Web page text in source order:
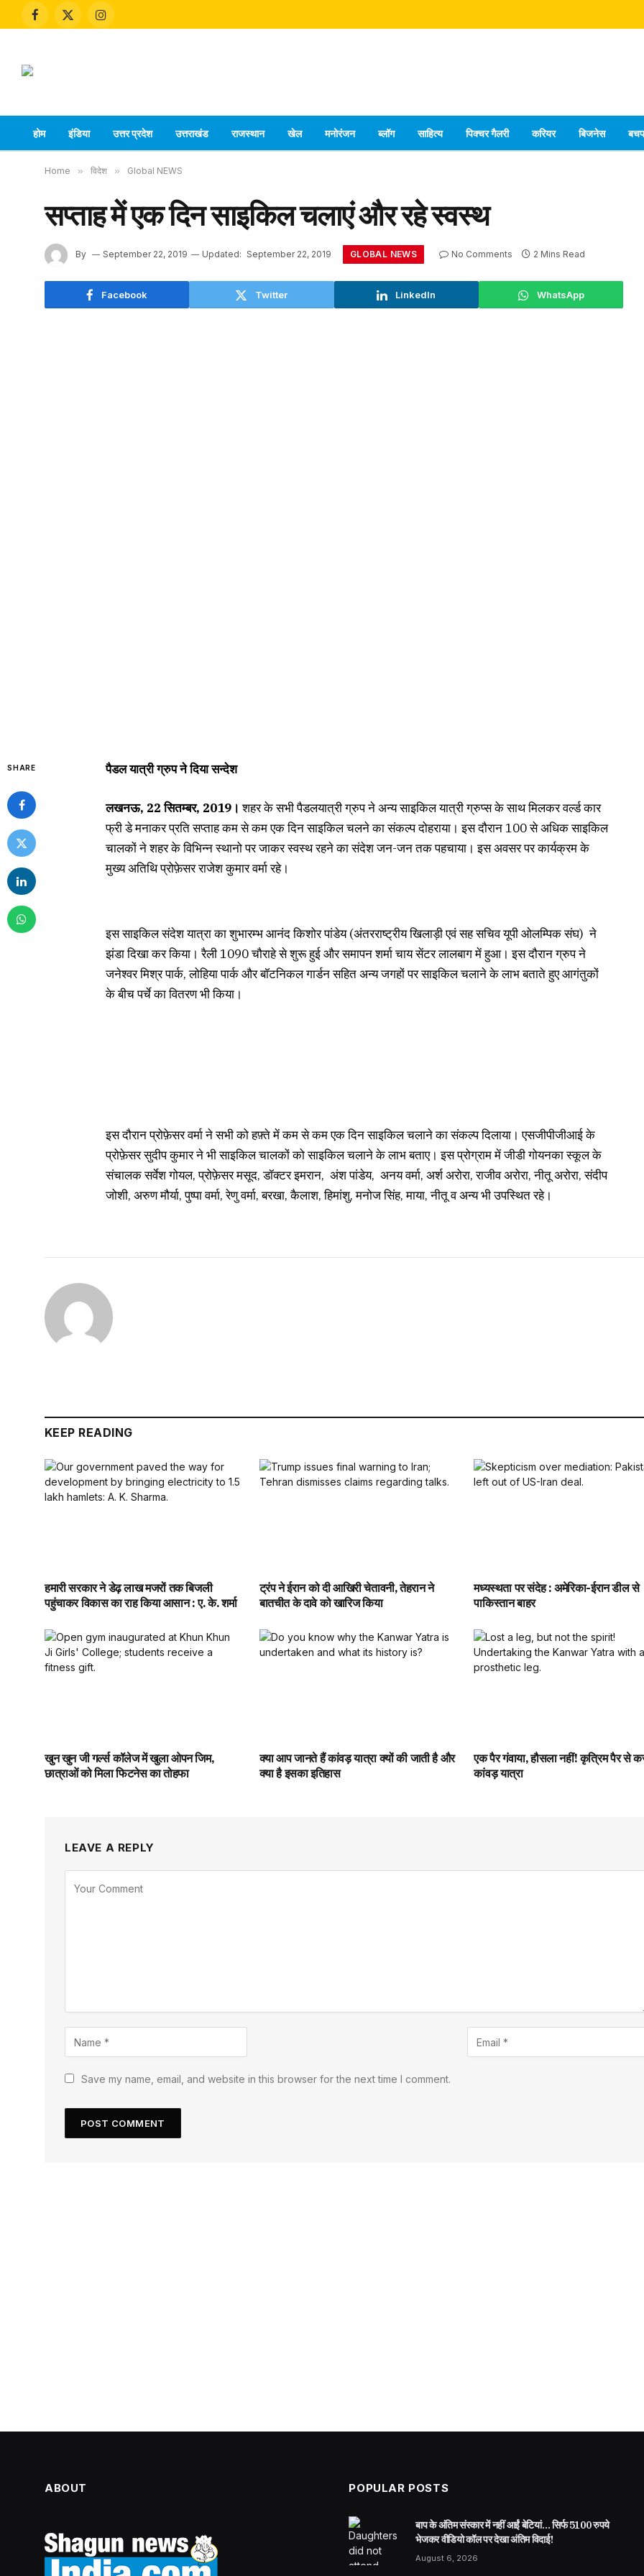
Facebook
X
Instagram
होम इंडिया उत्तर प्रदेश उत्तराखंड राजस्थान खेल मनोरंजन ब्लॉग साहित्य पिक्चर गैलरी करियर बिजनेस
Home » विदेश » Global NEWS
सप्ताह में एक दिन साइकिल चलाएं और रहे स्वस्थ
By September 22, 2019 Updated: September 22, 2019 GLOBAL NEWS No Comments 2 Mins Read
Facebook Twitter LinkedIn WhatsApp
SHARE पैडल यात्री ग्रुप ने दिया सन्देश
लखनऊ, 22 सितम्बर, 2019।शहर के सभी पैडलयात्री ग्रुप ने अन्य साइकिल यात्री ग्रुप्स के साथ मिलकर वर्ल्ड कार
फ्री डे मनाकर प्रति सप्ताह कम से कम एक दिन साइकिल चलने का संकल्प दोहराया। इस दौरान 100 से अधिक साइकिल
चालकों ने शहर के विभिन्न स्थानो पर जाकर स्वस्थ रहने का संदेश जन-जन तक पहचाया। इस अवसर पर कार्यक्रम के
मुख्य अतिथि प्रोफ़ेसर राजेश कुमार वर्मा रहे।
इस साइकिल संदेश यात्रा का शुभारम्भ आनंद किशोर पांडेय (अंतरराष्ट्रीय खिलाड़ी एवं सह सचिव यूपी ओलम्पिक संघ) ने
झंडा दिखा कर किया। रैली 1090 चौराहे से शुरू हुई और समापन शर्मा चाय सेंटर लालबाग में हुआ। इस दौरान ग्रुप ने
जनेश्वर मिश्र पार्क, लोहिया पार्क और बॉटनिकल गार्डन सहित अन्य जगहों पर साइकिल चलाने के लाभ बताते हुए आगंतुकों
के बीच पर्चे का वितरण भी किया।
इस दौरान प्रोफ़ेसर वर्मा ने सभी को हफ़्ते में कम से कम एक दिन साइकिल चलाने का संकल्प दिलाया। एसजीपीजीआई के
प्रोफ़ेसर सुदीप कुमार ने भी साइकिल चालकों को साइकिल चलाने के लाभ बताए। इस प्रोग्राम में जीडी गोयनका स्कूल के
संचालक सर्वेश गोयल, प्रोफ़ेसर मसूद, डॉक्टर इमरान, अंश पांडेय, अनय वर्मा, अर्श अरोरा, राजीव अरोरा, नीतू अरोरा, संदीप
जोशी, अरुण मौर्या, पुष्पा वर्मा, रेणु वर्मा, बरखा, कैलाश, हिमांशु, मनोज सिंह, माया, नीतू व अन्य भी उपस्थित रहे।
KEEP READING
हमारी सरकार ने डेढ़ लाख मजरों तक बिजली
पहुंचाकर विकास का राह किया आसान : ए. के. शर्मा
ट्रंप ने ईरान को दी आखिरी चेतावनी, तेहरान ने
बातचीत के दावे को खारिज किया
मध्यस्थता पर संदेह : अमेरिका-ईरान डील से
पाकिस्तान बाहर
खुन खुन जी गर्ल्स कॉलेज में खुला ओपन जिम,
छात्राओं को मिला फिटनेस का तोहफा
क्या आप जानते हैं कांवड़ यात्रा क्यों की जाती है और
क्या है इसका इतिहास
एक पैर गंवाया, हौसला नहीं! कृत्रिम पैर से
कांवड़ यात्रा
LEAVE A REPLY
Save my name, email, and website in this browser for the next time I comment.
ABOUT POPULAR POSTS
बाप के अंतिम संस्कार में नहीं आईं बेटियां… सिर्फ 5100 रुपये
भेजकर वीडियो कॉल पर देखा अंतिम विदाई!
August 6, 2026